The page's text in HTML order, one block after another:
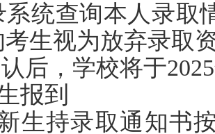
系统查询本人录取
生视为放弃录取
后，学校将于
报到
新生持录取通知书